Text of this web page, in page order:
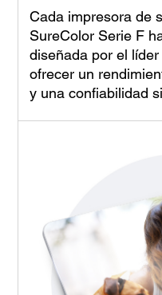
Cada impresora de
SureColor Serie F
diseñada por el
ofrecer un
y una confiabilidad